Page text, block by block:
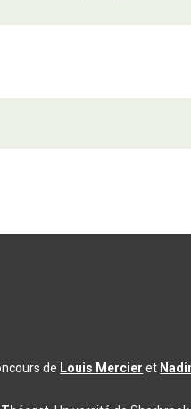
de Louis Mercier et